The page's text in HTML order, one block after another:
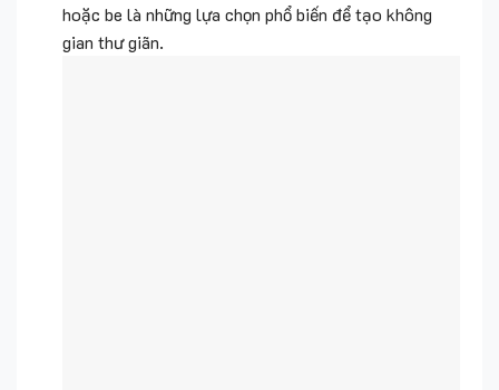
hoặc be là những lựa chọn phổ biến để tạo không
gian thư giãn.